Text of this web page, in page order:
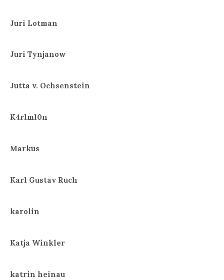
Juri Lotman
Juri Tynjanow
Jutta v. Ochsenstein
K4rlml0n
Markus
Karl Gustav Ruch
karolin
Katja Winkler
katrin heinau